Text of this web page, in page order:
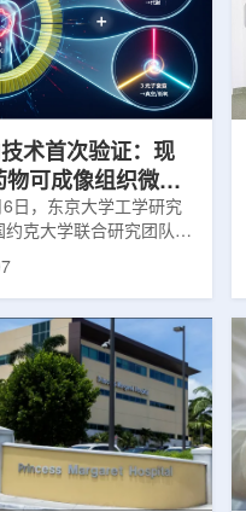
慧核医疗赛道深耕布局。
医学物联系统为核心载
医疗全产业链条，构建智
统+核药+装备+服务协同
推动业务从单一产品供给
术首次验证：现
物可成像组织微环
日，东京大学工学研究
约克大学联合研究团队宣
一种利用正电子三光子衰
现有临床PET显像剂使
医学影像提供观察组织
手段。利用正电子-3光子
代核医学成像概念图目前
主要利用正电子双光子
示药物在体内的分布和积
组织缺氧等与疾病恶性
环境信息捕捉有限。...